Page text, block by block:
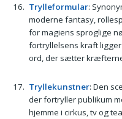
Trylleformular:
moderne fantasy,
for magiens sproglige
fortryllelsens kraft
ord, der sætter
Tryllekunstner: Den
der fortryller publikum
hjemme i cirkus, tv og